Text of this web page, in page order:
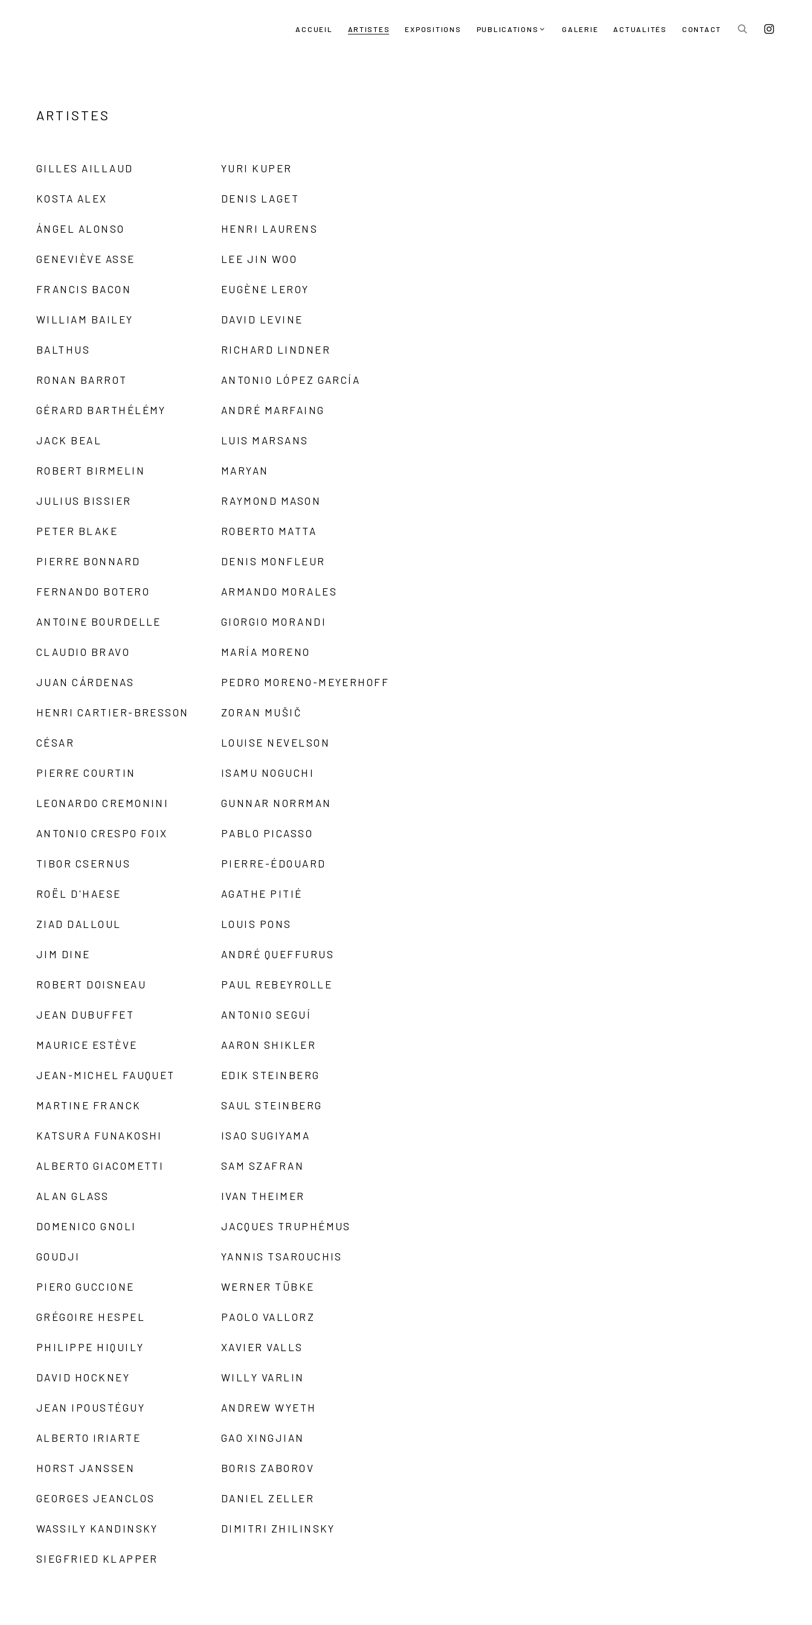
ACCUEIL ARTISTES EXPOSITIONS PUBLICATIONS GALERIE ACTUALITÉS CONTACT
ARTISTES
GILLES AILLAUD
KOSTA ALEX
ÁNGEL ALONSO
GENEVIÈVE ASSE
FRANCIS BACON
WILLIAM BAILEY
BALTHUS
RONAN BARROT
GÉRARD BARTHÉLÉMY
JACK BEAL
ROBERT BIRMELIN
JULIUS BISSIER
PETER BLAKE
PIERRE BONNARD
FERNANDO BOTERO
ANTOINE BOURDELLE
CLAUDIO BRAVO
JUAN CÁRDENAS
HENRI CARTIER-BRESSON
CÉSAR
PIERRE COURTIN
LEONARDO CREMONINI
ANTONIO CRESPO FOIX
TIBOR CSERNUS
ROËL D'HAESE
ZIAD DALLOUL
JIM DINE
ROBERT DOISNEAU
JEAN DUBUFFET
MAURICE ESTÈVE
JEAN-MICHEL FAUQUET
MARTINE FRANCK
KATSURA FUNAKOSHI
ALBERTO GIACOMETTI
ALAN GLASS
DOMENICO GNOLI
GOUDJI
PIERO GUCCIONE
GRÉGOIRE HESPEL
PHILIPPE HIQUILY
DAVID HOCKNEY
JEAN IPOUSTÉGUY
ALBERTO IRIARTE
HORST JANSSEN
GEORGES JEANCLOS
WASSILY KANDINSKY
SIEGFRIED KLAPPER
YURI KUPER
DENIS LAGET
HENRI LAURENS
LEE JIN WOO
EUGÈNE LEROY
DAVID LEVINE
RICHARD LINDNER
ANTONIO LÓPEZ GARCÍA
ANDRÉ MARFAING
LUIS MARSANS
MARYAN
RAYMOND MASON
ROBERTO MATTA
DENIS MONFLEUR
ARMANDO MORALES
GIORGIO MORANDI
MARÍA MORENO
PEDRO MORENO-MEYERHOFF
ZORAN MUŠIČ
LOUISE NEVELSON
ISAMU NOGUCHI
GUNNAR NORRMAN
PABLO PICASSO
PIERRE-ÉDOUARD
AGATHE PITIÉ
LOUIS PONS
ANDRÉ QUEFFURUS
PAUL REBEYROLLE
ANTONIO SEGUÍ
AARON SHIKLER
EDIK STEINBERG
SAUL STEINBERG
ISAO SUGIYAMA
SAM SZAFRAN
IVAN THEIMER
JACQUES TRUPHÉMUS
YANNIS TSAROUCHIS
WERNER TÜBKE
PAOLO VALLORZ
XAVIER VALLS
WILLY VARLIN
ANDREW WYETH
GAO XINGJIAN
BORIS ZABOROV
DANIEL ZELLER
DIMITRI ZHILINSKY